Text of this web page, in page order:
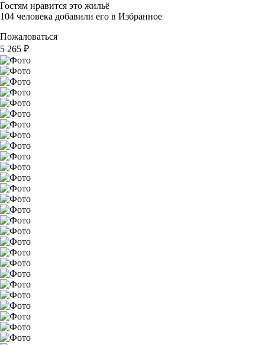
Гостям нравится это жильё
104 человека добавили его в Избранное
Пожаловаться
5 265 ₽